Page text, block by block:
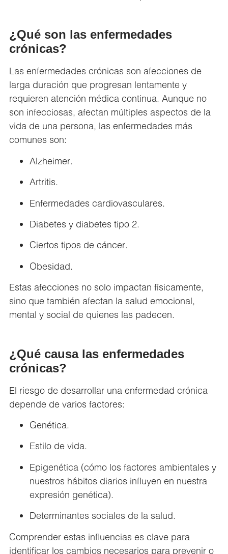
¿Qué son las enfermedades
crónicas?
Las enfermedades crónicas son afecciones de
larga duración que progresan lentamente y
requieren atención médica continua. Aunque no
son infecciosas, afectan múltiples aspectos de la
vida de una persona, las enfermedades más
comunes son:
Alzheimer.
Artritis.
Enfermedades cardiovasculares.
Diabetes y diabetes tipo 2.
Ciertos tipos de cáncer.
Obesidad.
Estas afecciones no solo impactan físicamente,
sino que también afectan la salud emocional,
mental y social de quienes las padecen.
¿Qué causa las enfermedades
crónicas?
El riesgo de desarrollar una enfermedad crónica
depende de varios factores:
Genética.
Estilo de vida.
Epigenética (cómo los factores ambientales y
nuestros hábitos diarios influyen en nuestra
expresión genética).
Determinantes sociales de la salud.
Comprender estas influencias es clave para
identificar los cambios necesarios para prevenir o